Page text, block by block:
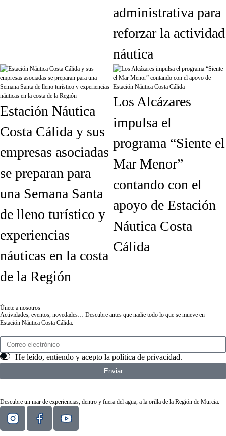
administrativa para
reforzar la actividad
náutica
Estación Náutica
Costa Cálida y sus
empresas asociadas
se preparan para
una Semana Santa
de lleno turístico y
experiencias
náuticas en la costa
de la Región
Los Alcázares
impulsa el
programa “Siente el
Mar Menor”
contando con el
apoyo de Estación
Náutica Costa
Cálida
Únete a nosotros
Actividades, eventos, novedades… Descubre antes que nadie todo lo que se mueve en
Estación Náutica Costa Cálida.
He leído, entiendo y acepto la política de privacidad.
Enviar
Descubre un mar de experiencias, dentro y fuera del agua, a la orilla de la Región de Murcia.